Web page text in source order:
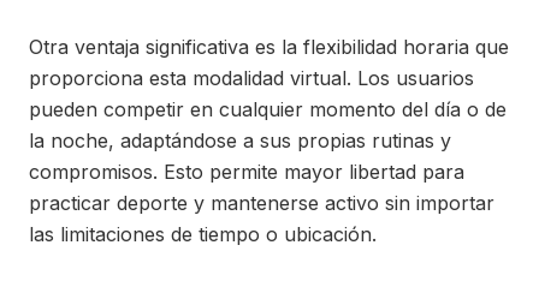
Otra ventaja significativa es la flexibilidad horaria que
proporciona esta modalidad virtual. Los usuarios
pueden competir en cualquier momento del día o de
la noche, adaptándose a sus propias rutinas y
compromisos. Esto permite mayor libertad para
practicar deporte y mantenerse activo sin importar
las limitaciones de tiempo o ubicación.